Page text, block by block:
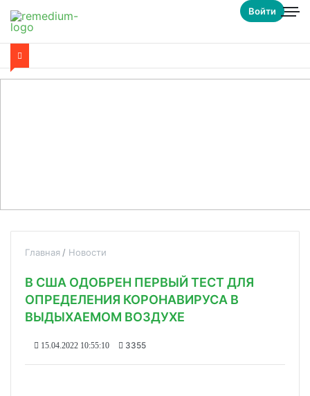
Войти
Главная Новости
В США ОДОБРЕН ПЕРВЫЙ ТЕСТ ДЛЯ
ОПРЕДЕЛЕНИЯ КОРОНАВИРУСА В
ВЫДЫХАЕМОМ ВОЗДУХЕ
15.04.2022 10:55:10 3355